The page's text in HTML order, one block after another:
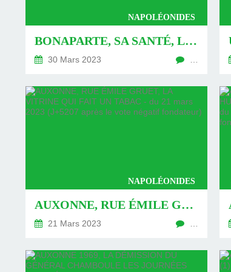
NAPOLÉONIDES
BONAPARTE, SA SANTÉ, LE DOCTEUR TISSOT... ET LE PANARIS - DU 30 MARS 2023 (J+5216 APRÈS LE VOTE NÉGATIF FONDATEUR)
30 Mars 2023
NAPOLÉONIDES
AUXONNE, RUE ÉMILE GRUET, LA VITRINE QUI FAIT UN TABAC - DU 21 MARS 2023 (J+5207 APRÈS LE VOTE NÉGATIF FONDATEUR)
21 Mars 2023